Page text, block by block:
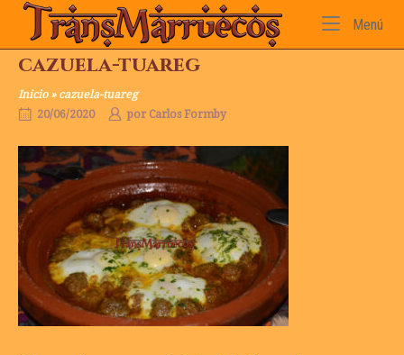
contenido
Inicio
Menú
cazuela-tuareg
Inicio »cazuela-tuareg
20/06/2020
por Carlos Formby